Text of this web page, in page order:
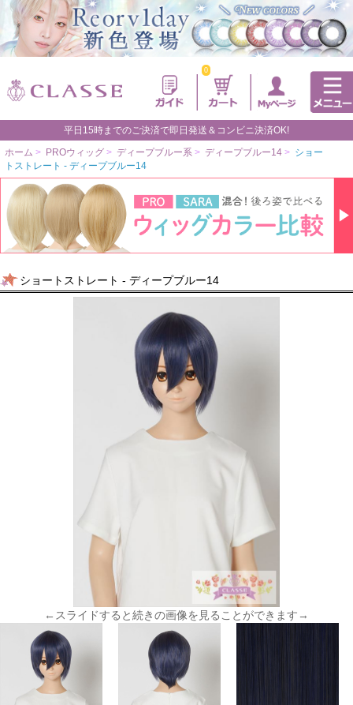
0
平日15時までのご決済で即日発送＆コンビニ決済OK!
ホーム > PROウィッグ > ディープブルー系 > ディープブルー14 > ショー
トストレート - ディープブルー14
ショートストレート - ディープブルー14
←スライドすると続きの画像を見ることができます→